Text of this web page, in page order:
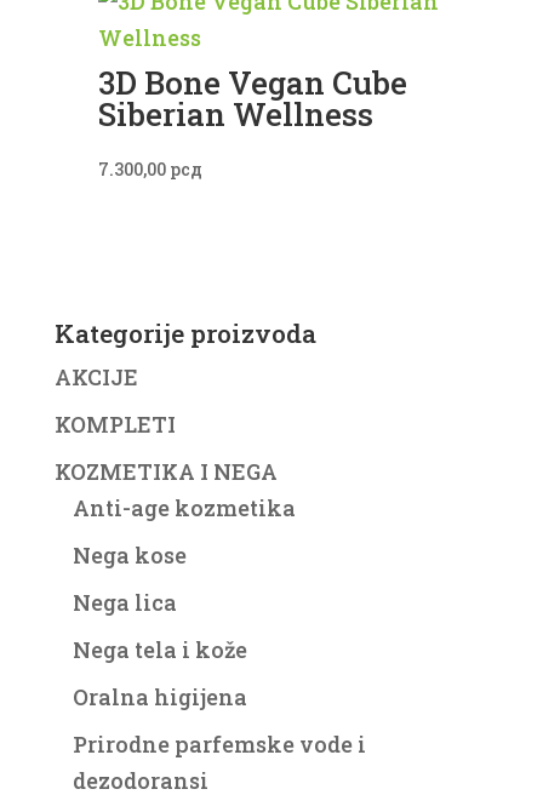
3D Bone Vegan Cube
Siberian Wellness
7.300,00 рсд
Kategorije proizvoda
AKCIJE
KOMPLETI
KOZMETIKA I NEGA
Anti-age kozmetika
Nega kose
Nega lica
Nega tela i kože
Oralna higijena
Prirodne parfemske vode i
dezodoransi